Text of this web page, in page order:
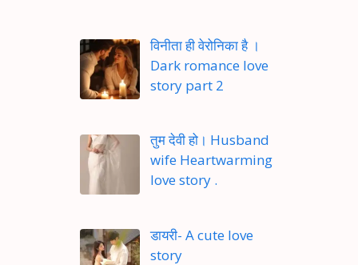
विनीता ही वेरोनिका है ।
Dark romance love
story part 2
तुम देवी हो। Husband
wife Heartwarming
love story .
डायरी- A cute love
story